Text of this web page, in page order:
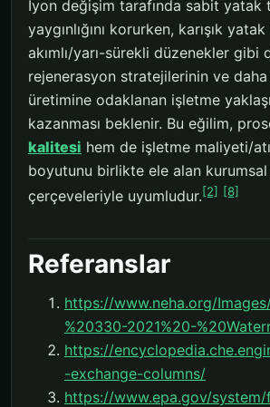
İyon değişim tarafında sabit yatak
yaygınlığını korurken, karışık
akımlı/yarı-sürekli düzenekler gibi
rejenerasyon stratejilerinin ve daha
üretimine odaklanan işletme
kazanması beklenir. Bu eğilim,
kalitesi hem de işletme maliyeti/
boyutunu birlikte ele alan
çerçeveleriyle uyumludur.[2] [8]
Referanslar
https://www.neha.org/
%20330-2021%20-
https://
-exchange-columns/
https://www.epa.gov/